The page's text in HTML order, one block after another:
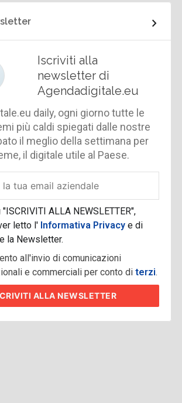
Iscriviti alla
newsletter di
Agendadigitale.eu
daily, ogni giorno tutte le
più caldi spiegati dalle nostre
il meglio della settimana per
il digitale utile al Paese.
ALLA NEWSLETTER",
letto l' Informativa Privacye di
la Newsletter.
all'invio di comunicazioni
e commerciali per conto diterzi.
ALLA NEWSLETTER